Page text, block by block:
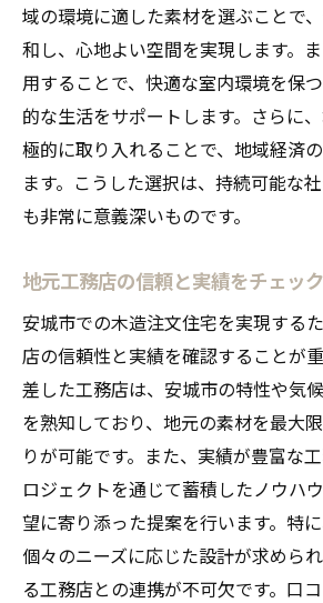
予算内で最高の品質を見つ
住宅展示場で確認すべきポ
パートナーとなる工務店の
施工事例から学ぶ成功の秘
契約前に確認すべき重要事
アフターサービスの重要性
オープンキッチンの魅力と
家族の成長に対応するフレ
り
DIYスペースの取り入れ方
防音・断熱性能の向上法
快適なリビングルームの作
ワークスペースと生活空間
地元素材を活かした安城市の
力
域の環境に適した素材を選ぶことで
和し、心地よい空間を実現します。
用することで、快適な室内環境を保
的な生活をサポートします。さらに
極的に取り入れることで、地域経済
ます。こうした選択は、持続可能な
も非常に意義深いものです。
地元工務店の信頼と実績をチェック
安城市での木造注文住宅を実現する
店の信頼性と実績を確認することが
差した工務店は、安城市の特性や気
を熟知しており、地元の素材を最大
りが可能です。また、実績が豊富な
ロジェクトを通じて蓄積したノウハ
望に寄り添った提案を行います。特
個々のニーズに応じた設計が求めら
る工務店との連携が不可欠です。口